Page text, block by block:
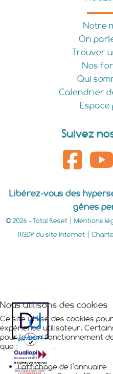
Notre
On
Trouver
Nos
Qui
Calendrier
Suivez
Libérez-vous des
gênes
© 2026 - Total Reset | Mentions
RGDP du site internet
Nous utilisons des cookies
Ce site utilise des cookies
expérience utilisateur.
pour le bon fonctionnement
que :
l'affichage de l'annuaire